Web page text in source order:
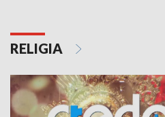
RELIGIA